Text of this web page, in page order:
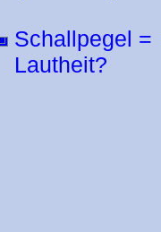
Schallpegel =
Lautheit?